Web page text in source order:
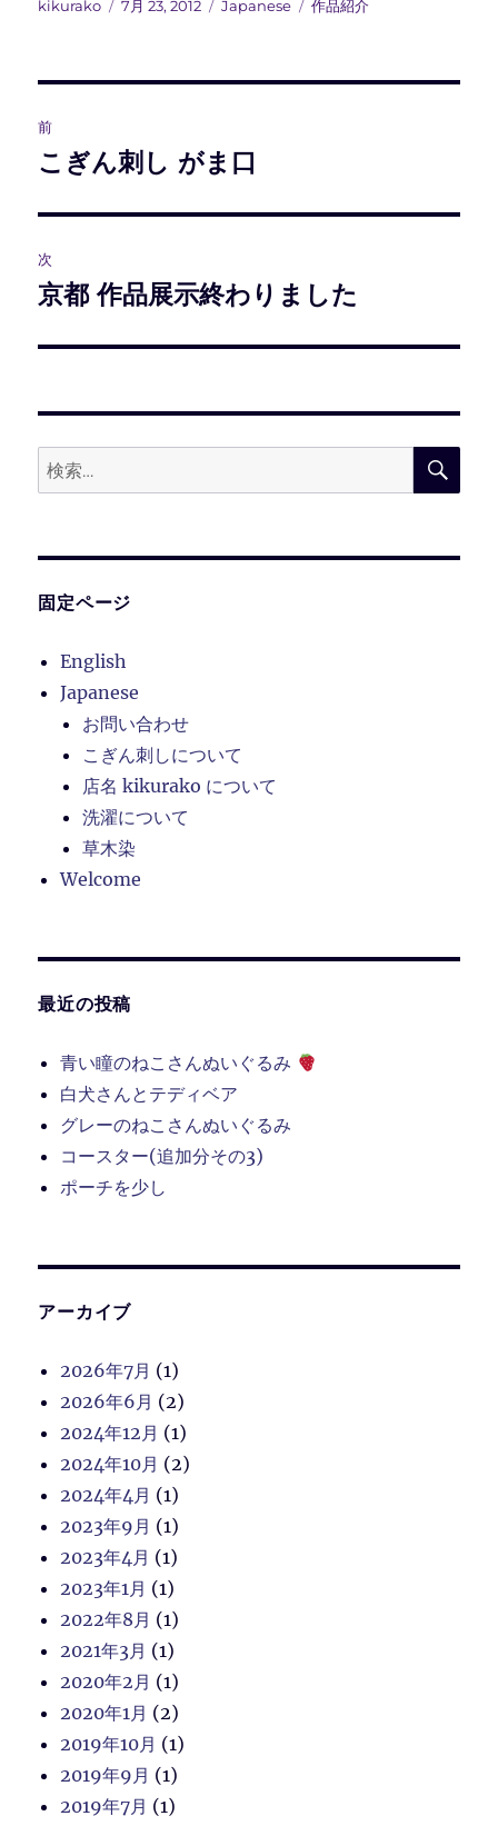
投
kikurako
投
7月 23, 2012
カ
Japanese
タ
作品紹介
稿
ビ
ゲ
ー
ン
前
前
投
稿:
こぎん刺し がま口
次
次
投
京都 作品展示終わりました
検
索:
検
固定ページ
English
Japanese
お問い合わせ
こぎん刺しについて
店名 kikurako について
洗濯について
草木染
Welcome
最近の投稿
青い瞳のねこさんぬいぐるみ
白犬さんとテディベア
グレーのねこさんぬいぐるみ
コースター(追加分その3)
ポーチを少し
アーカイブ
2026年7月 (1)
2026年6月 (2)
2024年12月 (1)
2024年10月 (2)
2024年4月 (1)
2023年9月 (1)
2023年4月 (1)
2023年1月 (1)
2022年8月 (1)
2021年3月 (1)
2020年2月 (1)
2020年1月 (2)
2019年10月 (1)
2019年9月 (1)
2019年7月 (1)